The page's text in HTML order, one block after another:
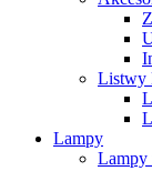
Listwy
Lampy
Lampy